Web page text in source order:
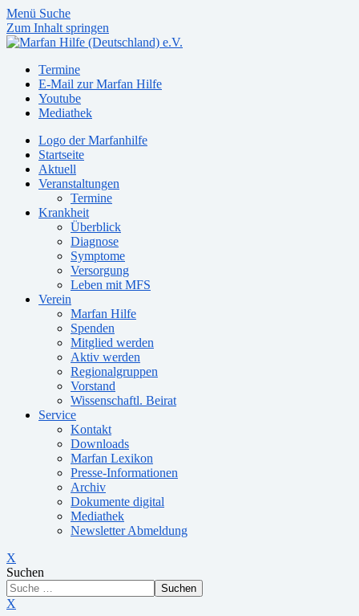
Menü Suche
Zum Inhalt springen
Termine
E-Mail zur Marfan Hilfe
Youtube
Mediathek
Logo der Marfanhilfe
Startseite
Aktuell
Veranstaltungen
Termine
Krankheit
Überblick
Diagnose
Symptome
Versorgung
Leben mit MFS
Verein
Marfan Hilfe
Spenden
Mitglied werden
Aktiv werden
Regionalgruppen
Vorstand
Wissenschaftl. Beirat
Service
Kontakt
Downloads
Marfan Lexikon
Presse-Informationen
Archiv
Dokumente digital
Mediathek
Newsletter Abmeldung
X
Suchen
Suchen
X